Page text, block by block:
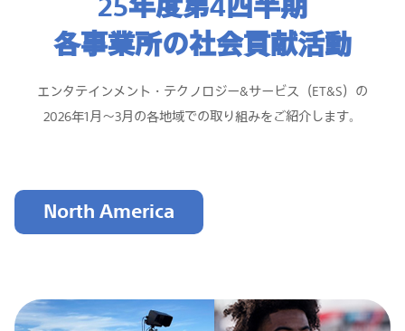
25年度第4四半期
各事業所の社会貢献活動
エンタテインメント・テクノロジー&サービス（ET&S）の
2026年1月～3月の各地域での取り組みをご紹介します。
North America